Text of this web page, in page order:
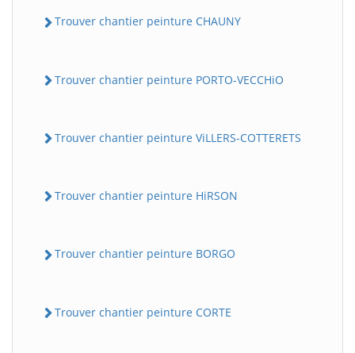
Trouver chantier peinture CHAUNY
Trouver chantier peinture PORTO-VECCHiO
Trouver chantier peinture ViLLERS-COTTERETS
Trouver chantier peinture HiRSON
Trouver chantier peinture BORGO
Trouver chantier peinture CORTE